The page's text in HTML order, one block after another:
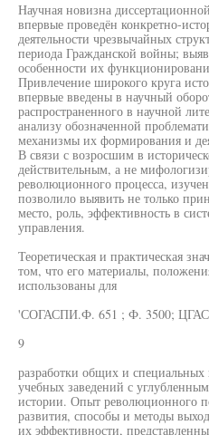
Научная новизна
впервые проведён конкретно-
деятельности чрезвычайных
периода Гражданской войны;
особенности их
Привлечение широкого круга
впервые введены в научный
распространенного в научной
анализу обозначенной
механизмы их формирования и
В связи с возросшим в
действительным, а не
революционного процесса,
позволило выявить не только
место, роль, эффективность в
управления.
Теоретическая и практическая
том, что его материалы,
использованы для
'СОГАСПИ.Ф. 651 ; Ф. 3500;
9
разработки общих и
учебных заведений с
истории. Опыт революционного
развития, способы и методы
их эффективности,